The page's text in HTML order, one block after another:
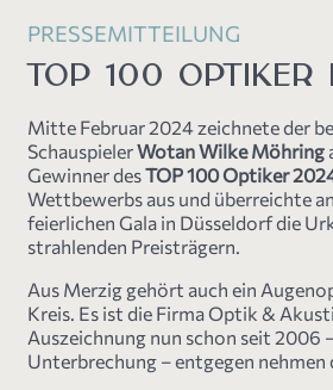
PRESSEMITTEILUNG
TOP 100 OPTIKER
Mitte Februar 2024 zeichnete der
SchauspielerWotan Wilke Möhring
Gewinner desTOP 100 Optiker
Wettbewerbs aus und überreichte
feierlichen Gala in Düsseldorf die
strahlenden Preisträgern.
Aus Merzig gehört auch ein
Kreis. Es ist die Firma Optik &
Auszeichnung nun schon seit 2006
Unterbrechung – entgegen nehmen